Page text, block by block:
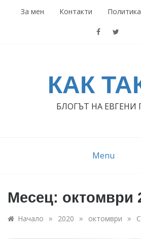
За мен Контакти
КАК
БЛОГЪТ НА ЕВГЕНИ
Menu
Месец: октомври
Начало » 2020 » октомври »